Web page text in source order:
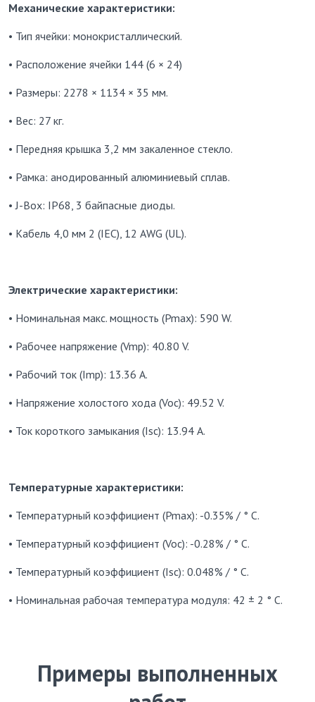
Механические характеристики:
• Тип ячейки: монокристаллический.
• Расположение ячейки 144 (6 × 24)
• Размеры: 2278 × 1134 × 35 мм.
• Вес: 27 кг.
• Передняя крышка 3,2 мм закаленное стекло.
• Рамка: анодированный алюминиевый сплав.
• J-Box: IP68, 3 байпасные диоды.
• Кабель 4,0 мм 2 (IEC), 12 AWG (UL).
Электрические характеристики:
• Номинальная макс. мощность (Pmax): 590 W.
• Рабочее напряжение (Vmp): 40.80 V.
• Рабочий ток (Imp): 13.36 A.
• Напряжение холостого хода (Voc): 49.52 V.
• Ток короткого замыкания (Isc): 13.94 A.
Температурные характеристики:
• Температурный коэффициент (Pmax): -0.35% / ° C.
• Температурный коэффициент (Voc): -0.28% / ° C.
• Температурный коэффициент (Isc): 0.048% / ° C.
• Номинальная рабочая температура модуля: 42 ± 2 ° C.
Примеры выполненных